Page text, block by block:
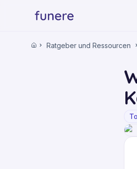
Startseite
Ratgeber und Ressourcen